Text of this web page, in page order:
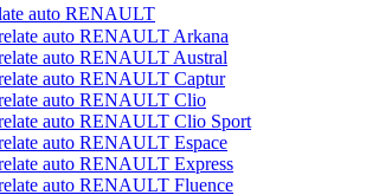
auto RENAULT
auto RENAULT Arkana
auto RENAULT Austral
auto RENAULT Captur
auto RENAULT Clio
auto RENAULT Clio Sport
auto RENAULT Espace
auto RENAULT Express
auto RENAULT Fluence